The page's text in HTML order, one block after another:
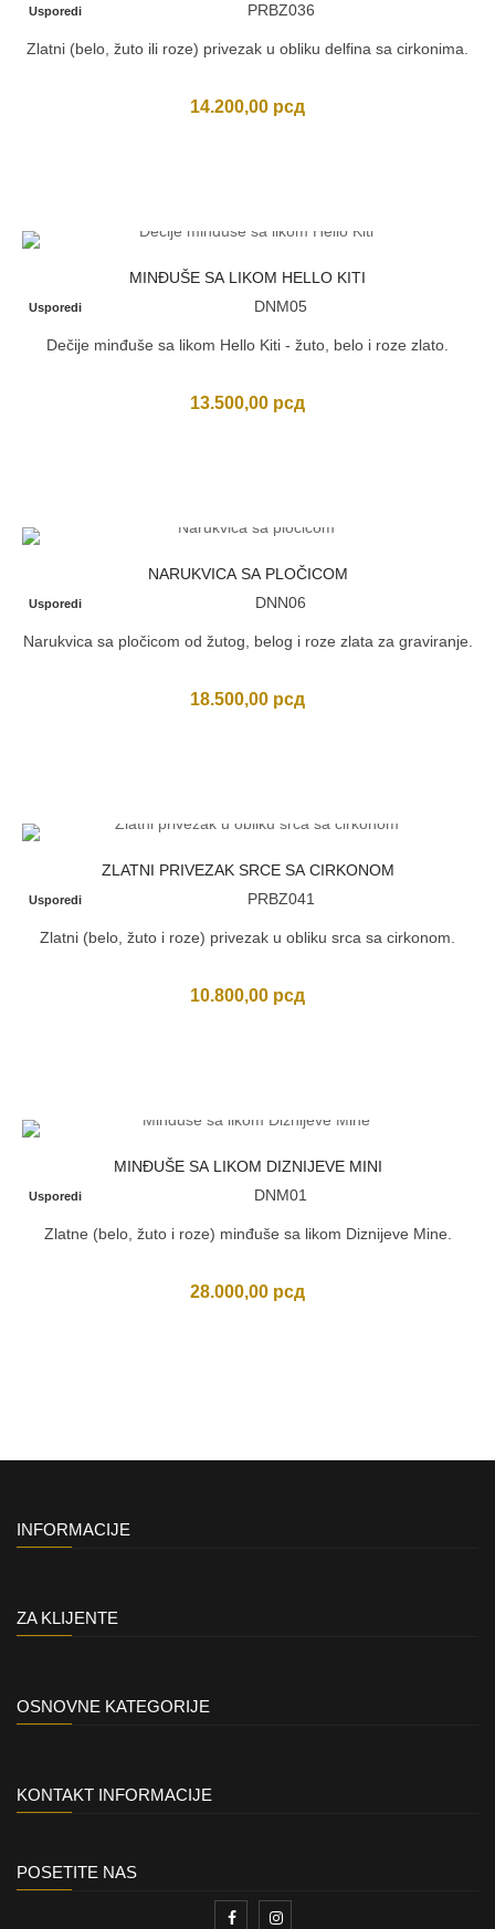
Usporedi PRBZ036
Zlatni (belo, žuto ili roze) privezak u obliku delfina sa cirkonima.
14.200,00 рсд
MINĐUŠE SA LIKOM HELLO KITI
Usporedi DNM05
Dečije minđuše sa likom Hello Kiti - žuto, belo i roze zlato.
13.500,00 рсд
NARUKVICA SA PLOČICOM
Usporedi DNN06
Narukvica sa pločicom od žutog, belog i roze zlata za graviranje.
18.500,00 рсд
ZLATNI PRIVEZAK SRCE SA CIRKONOM
Usporedi PRBZ041
Zlatni (belo, žuto i roze) privezak u obliku srca sa cirkonom.
10.800,00 рсд
MINĐUŠE SA LIKOM DIZNIJEVE MINI
Usporedi DNM01
Zlatne (belo, žuto i roze) minđuše sa likom Diznijeve Mine.
28.000,00 рсд
INFORMACIJE
ZA KLIJENTE
OSNOVNE KATEGORIJE
KONTAKT INFORMACIJE
POSETITE NAS